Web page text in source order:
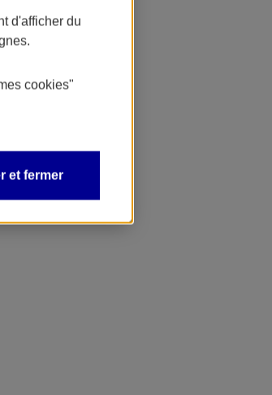
d'afficher du
cookies"
et fermer